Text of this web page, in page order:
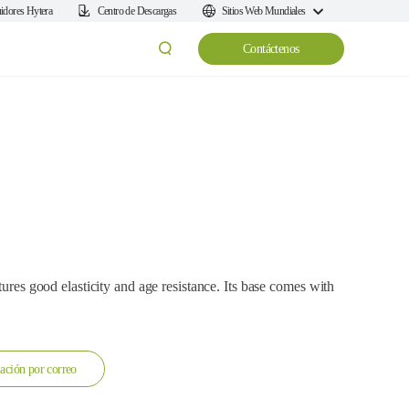
Hytera Centro de Descargas Sitios Web Mundiales
Contáctenos
good elasticity and age resistance. Its base comes with
por correo